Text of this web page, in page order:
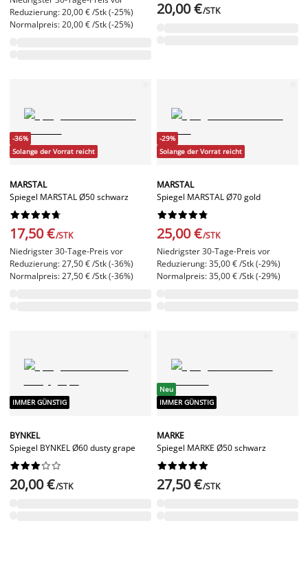
Reduzierung: 20,00 € /Stk (-25%)
Normalpreis: 20,00 € /Stk (-25%)
20,00 €/STK
-36%
Solange der Vorrat reicht
MARSTAL
Spiegel MARSTAL Ø50 schwarz






17,50 €/STK
Niedrigster 30-Tage-Preis vor
Reduzierung: 27,50 € /Stk (-36%)
Normalpreis: 27,50 € /Stk (-36%)
-29%
Solange der Vorrat reicht
MARSTAL
Spiegel MARSTAL Ø70 gold






25,00 €/STK
Niedrigster 30-Tage-Preis vor
Reduzierung: 35,00 € /Stk (-29%)
Normalpreis: 35,00 € /Stk (-29%)
IMMER GÜNSTIG
BYNKEL
Spiegel BYNKEL Ø60 dusty grape






20,00 €/STK
Neu
IMMER GÜNSTIG
MARKE
Spiegel MARKE Ø50 schwarz






27,50 €/STK